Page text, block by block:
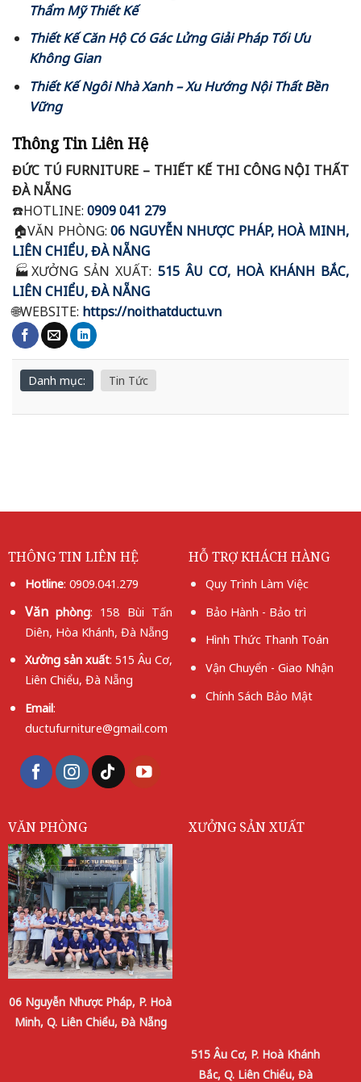
Thẩm Mỹ Thiết Kế
Thiết Kế Căn Hộ Có Gác Lửng Giải Pháp Tối Ưu
Không Gian
Thiết Kế Ngôi Nhà Xanh – Xu Hướng Nội Thất Bền
Vững
Thông Tin Liên Hệ
ĐỨC TÚ FURNITURE – THIẾT KẾ THI CÔNG NỘI THẤT
ĐÀ NẴNG
☎️HOTLINE: 0909 041 279
🏠VĂN PHÒNG: 06 NGUYỄN NHƯỢC PHÁP, HOÀ MINH,
LIÊN CHIỂU, ĐÀ NẴNG
🏭XƯỞNG SẢN XUẤT: 515 ÂU CƠ, HOÀ KHÁNH BẮC,
LIÊN CHIỂU, ĐÀ NẴNG
🌐WEBSITE: https://noithatductu.vn
Danh mục: Tin Tức
THÔNG TIN LIÊN HỆ
Hotline: 0909.041.279
Vănphòng: 158 Bùi Tấn
Diên, Hòa Khánh, Đà Nẵng
Xưởng sản xuất: 515 Âu Cơ,
Liên Chiểu, Đà Nẵng
Email:
ductufurniture@gmail.com
HỖ TRỢ KHÁCH HÀNG
Quy Trình Làm Việc
Bảo Hành - Bảo trì
Hình Thức Thanh Toán
Vận Chuyển - Giao Nhận
Chính Sách Bảo Mật
VĂN PHÒNG
06 Nguyễn Nhược Pháp, P. Hoà
Minh, Q. Liên Chiểu, Đà Nẵng
XƯỞNG SẢN XUẤT
515 Âu Cơ, P. Hoà Khánh
Bắc, Q. Liên Chiểu, Đà